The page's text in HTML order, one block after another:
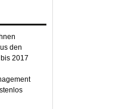
den
2017